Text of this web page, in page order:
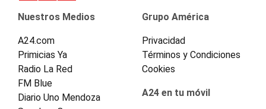
Nuestros Medios
A24.com
Primicias Ya
Radio La Red
FM Blue
Diario Uno Mendoza
Grupo América
Privacidad
Términos y Condiciones
Cookies
A24 en tu móvil